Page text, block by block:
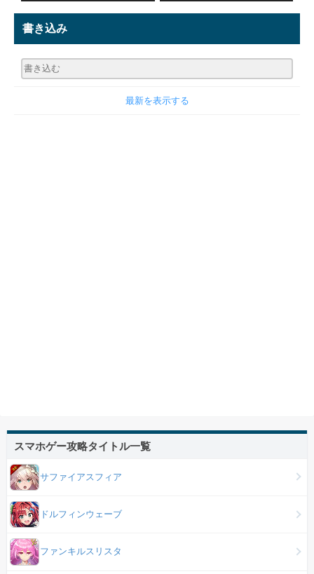
書き込み
最新を表示する
スマホゲー攻略タイトル一覧
サファイアスフィア
ドルフィンウェーブ
ファンキルスリスタ